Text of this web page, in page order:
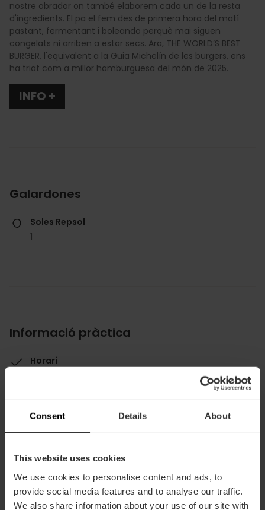
Consent Details About
This website uses cookies
We use cookies to personalise content and ads, to
provide social media features and to analyse our traffic.
We also share information about your use of our site with
nostre obrador on també elaborem cada un de la resta
d'ingredients. El pa el fem des de primera hora del matí
pastant, fermentant i boleando perquè mai siguen
congelats ni arriben a estar secs. Ara, THE WORLD’S BEST
BURGER, l'equivalent a la Guia Michelín de les burgers, ens
ha triat com a millor hamburguesa del món de 2025.
INFO +
Galardones
Soles Repsol
1
Informació pràctica
Horari
20.00€